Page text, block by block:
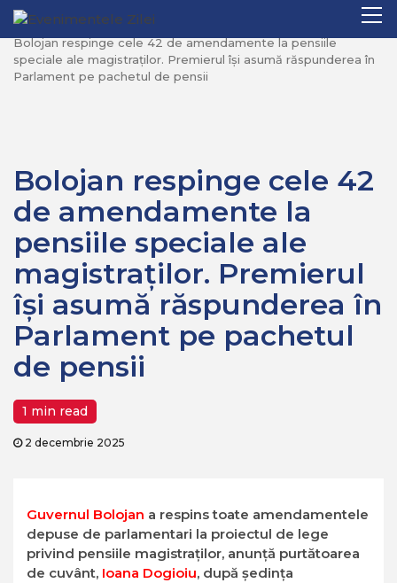
Mergi
conţinut.
Home
Politica
Bolojan respinge cele 42 de amendamente la pensiile
speciale ale magistraților. Premierul își asumă răspunderea în
Parlament pe pachetul de pensii
Bolojan respinge cele 42
de amendamente la
pensiile speciale ale
magistraților. Premierul
își asumă răspunderea în
Parlament pe pachetul
de pensii
1 min read
2 decembrie 2025
Guvernul Bolojan a respins toate amendamentele
depuse de parlamentari la proiectul de lege
privind pensiile magistraților, anunță purtătoarea
de cuvânt, Ioana Dogioiu, după ședința